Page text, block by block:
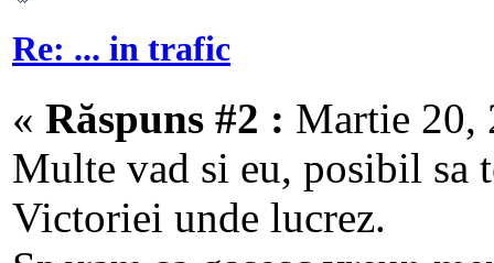
Re: ... in trafic
« Răspuns #2 : Martie 20,
Multe vad si eu, posibil sa
Victoriei unde lucrez.